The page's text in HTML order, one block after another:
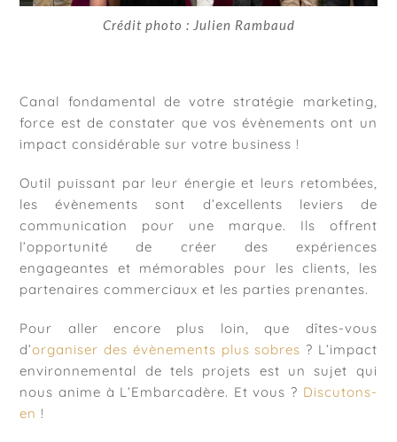
Crédit photo : Julien Rambaud
Canal fondamental de votre stratégie marketing,
force est de constater que vos évènements ont un
impact considérable sur votre business !
Outil puissant par leur énergie et leurs retombées,
les évènements sont d’excellents leviers de
communication pour une marque. Ils offrent
l’opportunité de créer des expériences
engageantes et mémorables pour les clients, les
partenaires commerciaux et les parties prenantes.
Pour aller encore plus loin, que dîtes-vous
d’organiser des évènements plus sobres ? L’impact
environnemental de tels projets est un sujet qui
nous anime à L’Embarcadère. Et vous ? Discutons-
en !